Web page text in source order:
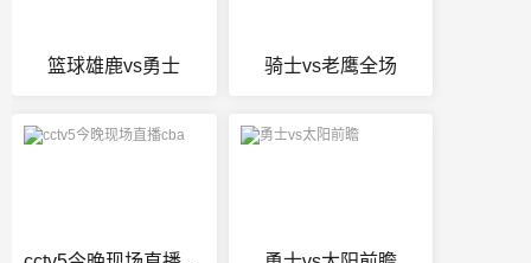
篮球雄鹿vs勇士 骑士vs老鹰全场